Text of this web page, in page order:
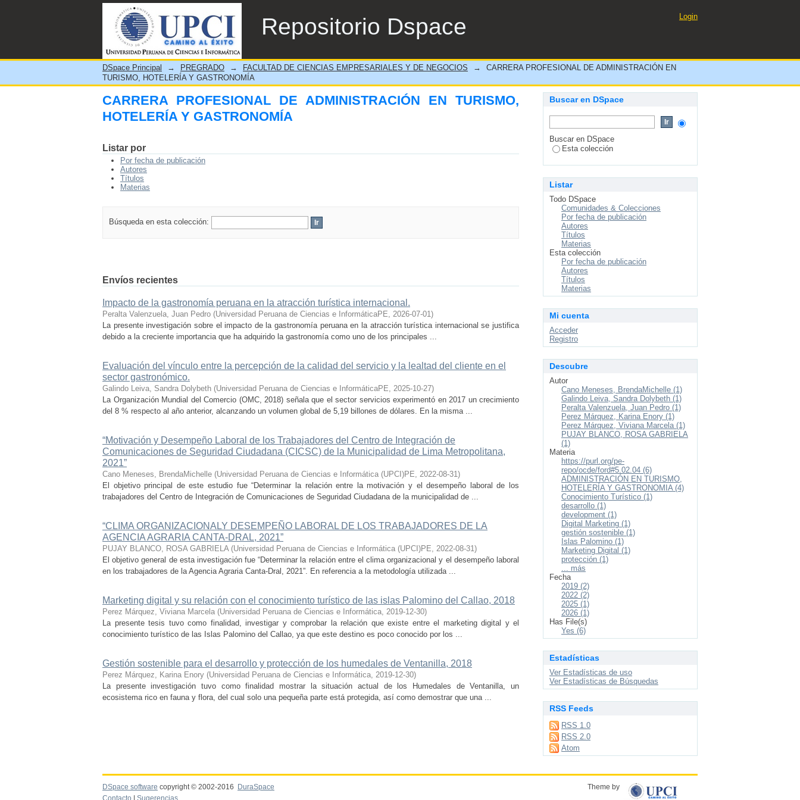
Repositorio Dspace
CARRERA PROFESIONAL DE ADMINISTRACIÓN EN TURISMO, HOTELERÍA Y GASTRONOMÍA
Login
DSpace Principal → PREGRADO → FACULTAD DE CIENCIAS EMPRESARIALES Y DE NEGOCIOS →
CARRERA PROFESIONAL DE ADMINISTRACIÓN EN
TURISMO, HOTELERÍA Y GASTRONOMÍA
CARRERA PROFESIONAL DE ADMINISTRACIÓN EN TURISMO,
HOTELERÍA Y GASTRONOMÍA
Listar por
Por fecha de publicación
Autores
Títulos
Materias
Búsqueda en esta colección:
Envíos recientes
Impacto de la gastronomía peruana en la atracción turística internacional.
Peralta Valenzuela, Juan Pedro (Universidad Peruana de Ciencias e InformáticaPE, 2026-07-01)
La presente investigación sobre el impacto de la gastronomía peruana en la atracción turística internacional se justifica
debido a la creciente importancia que ha adquirido la gastronomía como uno de los principales ...
Evaluación del vínculo entre la percepción de la calidad del servicio y la lealtad del cliente en el
sector gastronómico.
Galindo Leiva, Sandra Dolybeth (Universidad Peruana de Ciencias e InformáticaPE, 2025-10-27)
La Organización Mundial del Comercio (OMC, 2018) señala que el sector servicios experimentó en 2017 un crecimiento
del 8 % respecto al año anterior, alcanzando un volumen global de 5,19 billones de dólares. En la misma ...
“Motivación y Desempeño Laboral de los Trabajadores del Centro de Integración de
Comunicaciones de Seguridad Ciudadana (CICSC) de la Municipalidad de Lima Metropolitana,
2021”
Cano Meneses, BrendaMichelle (Universidad Peruana de Ciencias e Informática (UPCI)PE, 2022-08-31)
El objetivo principal de este estudio fue “Determinar la relación entre la motivación y el desempeño laboral de los
trabajadores del Centro de Integración de Comunicaciones de Seguridad Ciudadana de la municipalidad de ...
“CLIMA ORGANIZACIONALY DESEMPEÑO LABORAL DE LOS TRABAJADORES DE LA
AGENCIA AGRARIA CANTA-DRAL, 2021”
PUJAY BLANCO, ROSA GABRIELA (Universidad Peruana de Ciencias e Informática (UPCI)PE, 2022-08-31)
El objetivo general de esta investigación fue “Determinar la relación entre el clima organizacional y el desempeño laboral
en los trabajadores de la Agencia Agraria Canta-Dral, 2021”. En referencia a la metodología utilizada ...
Marketing digital y su relación con el conocimiento turístico de las islas Palomino del Callao, 2018
Perez Márquez, Viviana Marcela (Universidad Peruana de Ciencias e Informática, 2019-12-30)
La presente tesis tuvo como finalidad, investigar y comprobar la relación que existe entre el marketing digital y el
conocimiento turístico de las Islas Palomino del Callao, ya que este destino es poco conocido por los ...
Gestión sostenible para el desarrollo y protección de los humedales de Ventanilla, 2018
Perez Márquez, Karina Enory (Universidad Peruana de Ciencias e Informática, 2019-12-30)
La presente investigación tuvo como finalidad mostrar la situación actual de los Humedales de Ventanilla, un
ecosistema rico en fauna y flora, del cual solo una pequeña parte está protegida, así como demostrar que una ...
Buscar en DSpace
Buscar en DSpace
Esta colección
Listar
Todo DSpace
Comunidades & Colecciones
Por fecha de publicación
Autores
Títulos
Materias
Esta colección
Por fecha de publicación
Autores
Títulos
Materias
Mi cuenta
Acceder
Registro
Descubre
Autor
Cano Meneses, BrendaMichelle (1)
Galindo Leiva, Sandra Dolybeth (1)
Peralta Valenzuela, Juan Pedro (1)
Perez Márquez, Karina Enory (1)
Perez Márquez, Viviana Marcela (1)
PUJAY BLANCO, ROSA GABRIELA
(1)
Materia
https://purl.org/pe-
repo/ocde/ford#5.02.04 (6)
ADMINISTRACIÓN EN TURISMO,
HOTELERÍA Y GASTRONOMIA (4)
Conocimiento Turístico (1)
desarrollo (1)
development (1)
Digital Marketing (1)
gestión sostenible (1)
Islas Palomino (1)
Marketing Digital (1)
protección (1)
... más
Fecha
2019 (2)
2022 (2)
2025 (1)
2026 (1)
Has File(s)
Yes (6)
Estadísticas
Ver Estadísticas de uso
Ver Estadísticas de Búsquedas
RSS Feeds
RSS 1.0
RSS 2.0
Atom
DSpace software copyright © 2002-2016 DuraSpace
Theme by
Contacto
Sugerencias